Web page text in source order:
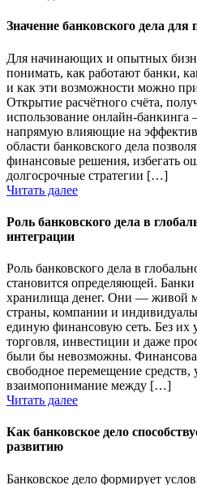
Значение банковского дела для
Для начинающих и опытных
понимать, как работают банки,
и как эти возможности можно
Открытие расчётного счёта,
использование онлайн-банкинга
напрямую влияющие на
области банковского дела
финансовые решения, избегать
долгосрочные стратегии […]
Читать далее
Роль банковского дела в
интеграции
Роль банковского дела в
становится определяющей.
хранилища денег. Они — живой
страны, компании и
единую финансовую сеть. Без их
торговля, инвестиции и даже
были бы невозможны.
свободное перемещение
взаимопонимание между […]
Читать далее
Как банковское дело
развитию
Банковское дело формирует